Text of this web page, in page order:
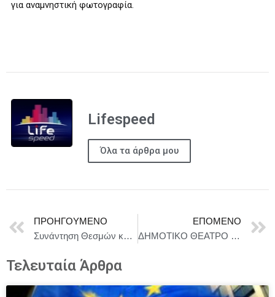
για αναμνηστική φωτογραφία.
Lifespeed
Όλα τα άρθρα μου
ΠΡΟΗΓΟΎΜΕΝΟ
Συνάντηση Θεσμών και Επιχειρήσεων στην Πρωτοχρονιάτικη Δεξίωση του Ελληνο-Αμερικανικού Εμπορικού Επιμελητηρίου
ΕΠΌΜΕΝΟ
ΔΗΜΟΤΙΚΟ ΘΕΑΤΡΟ ΠΕΙΡΑΙΑ || Η παράσταση «Αναζητώντας την Ελένη» επιστρέφει
Τελευταία Άρθρα